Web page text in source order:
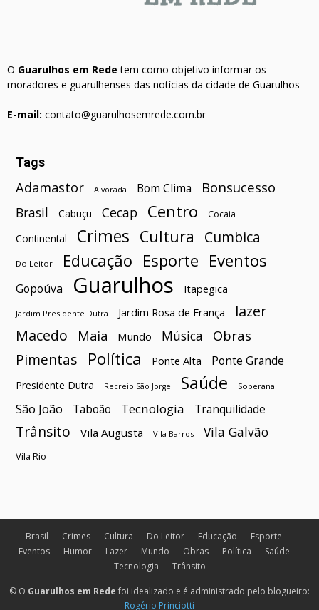
O Guarulhos em Rede tem como objetivo informar os
moradores e guarulhenses das notícias da cidade de Guarulhos
E-mail: contato@guarulhosemrede.com.br
Tags
Adamastor Alvorada Bom Clima Bonsucesso
Brasil Cabuçu Cecap Centro Cocaia
Continental Crimes Cultura Cumbica
Do Leitor Educação Esporte Eventos
Gopoúva Guarulhos Itapegica
Jardim Presidente Dutra Jardim Rosa de França
lazer
Macedo
Maia Mundo Música Obras
Pimentas Política Ponte Alta Ponte Grande
Presidente Dutra Recreio São Jorge Saúde Soberana
São João Taboão Tecnologia Tranquilidade
Trânsito Vila Augusta Vila Barros Vila Galvão
Vila Rio
Brasil Crimes Cultura Do Leitor Educação
Esporte
Eventos
Humor Lazer Mundo Obras Política
Saúde
Tecnologia
Trânsito
© O Guarulhos em Rede foi idealizado e é administrado pelo blogueiro:
Rogério Princiotti